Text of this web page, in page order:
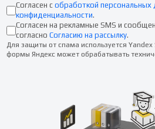
Согласен с обработкой персональных
конфиденциальности.
Согласен на рекламные SMS и
согласно Согласию на рассылку.
Для защиты от спама используется
формы Яндекс может обрабатывать